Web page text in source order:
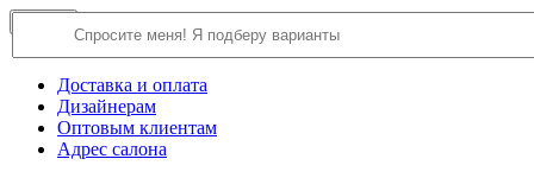
О компании
Доставка и оплата
Дизайнерам
Оптовым клиентам
Адрес салона